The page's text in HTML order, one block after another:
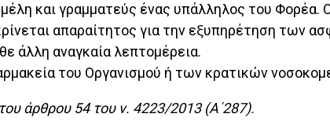
και γραμματεύς ένας υπάλληλος του Φορέα.
απαραίτητος για την εξυπηρέτηση των
άλλη αναγκαία λεπτομέρεια.
του Οργανισμού ή των κρατικών
άρθρου 54 του ν. 4223/2013 (Α΄287).